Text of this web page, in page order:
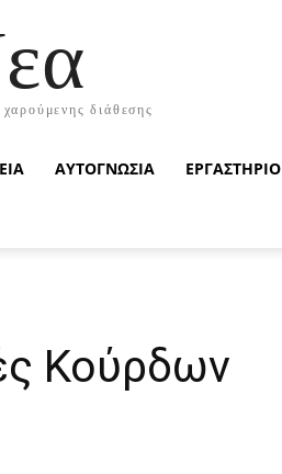
διάθεσης
ΑΥΤΟΓΝΩΣΙΑ ΕΡΓΑΣΤΗΡΙΟ
Κούρδων